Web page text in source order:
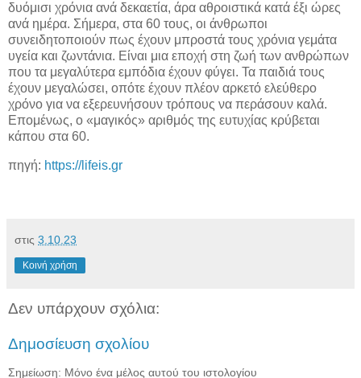
δυόμισι χρόνια ανά δεκαετία, άρα αθροιστικά κατά έξι ώρες
ανά ημέρα. Σήμερα, στα 60 τους, οι άνθρωποι
συνειδητοποιούν πως έχουν μπροστά τους χρόνια γεμάτα
υγεία και ζωντάνια. Είναι μια εποχή στη ζωή των ανθρώπων
που τα μεγαλύτερα εμπόδια έχουν φύγει. Τα παιδιά τους
έχουν μεγαλώσει, οπότε έχουν πλέον αρκετό ελεύθερο
χρόνο για να εξερευνήσουν τρόπους να περάσουν καλά.
Επομένως, ο «μαγικός» αριθμός της ευτυχίας κρύβεται
κάπου στα 60.
πηγή: https://lifeis.gr
στις 3.10.23
Κοινή χρήση
Δεν υπάρχουν σχόλια:
Δημοσίευση σχολίου
Σημείωση: Μόνο ένα μέλος αυτού του ιστολογίου